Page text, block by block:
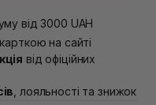
4
Підстригача, 1В
від 3000 UAH
на сайті
від офіційних
, лояльності та знижок